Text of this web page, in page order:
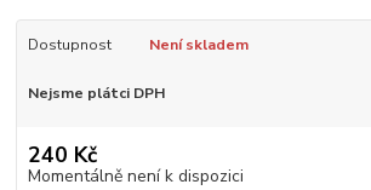
Dostupnost Není skladem
Nejsme plátci DPH
240 Kč
Momentálně není k dispozici